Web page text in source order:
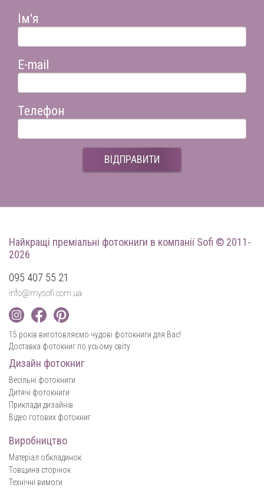
Ім'я
E-mail
Телефон
ВІДПРАВИТИ
Найкращі преміальні фотокниги в компанії Sofi © 2011-
2026
095 407 55 21
info@mysofi.com.ua
15 років виготовляємо чудові фотокниги для Вас!
Доставка фотокниг по усьому світу
Дизайн фотокниг
Весільні фотокниги
Дитячі фотокниги
Приклади дизайнів
Відео готових фотокниг
Виробництво
Матеріал обкладинок
Товщина сторінок
Технічні вимоги